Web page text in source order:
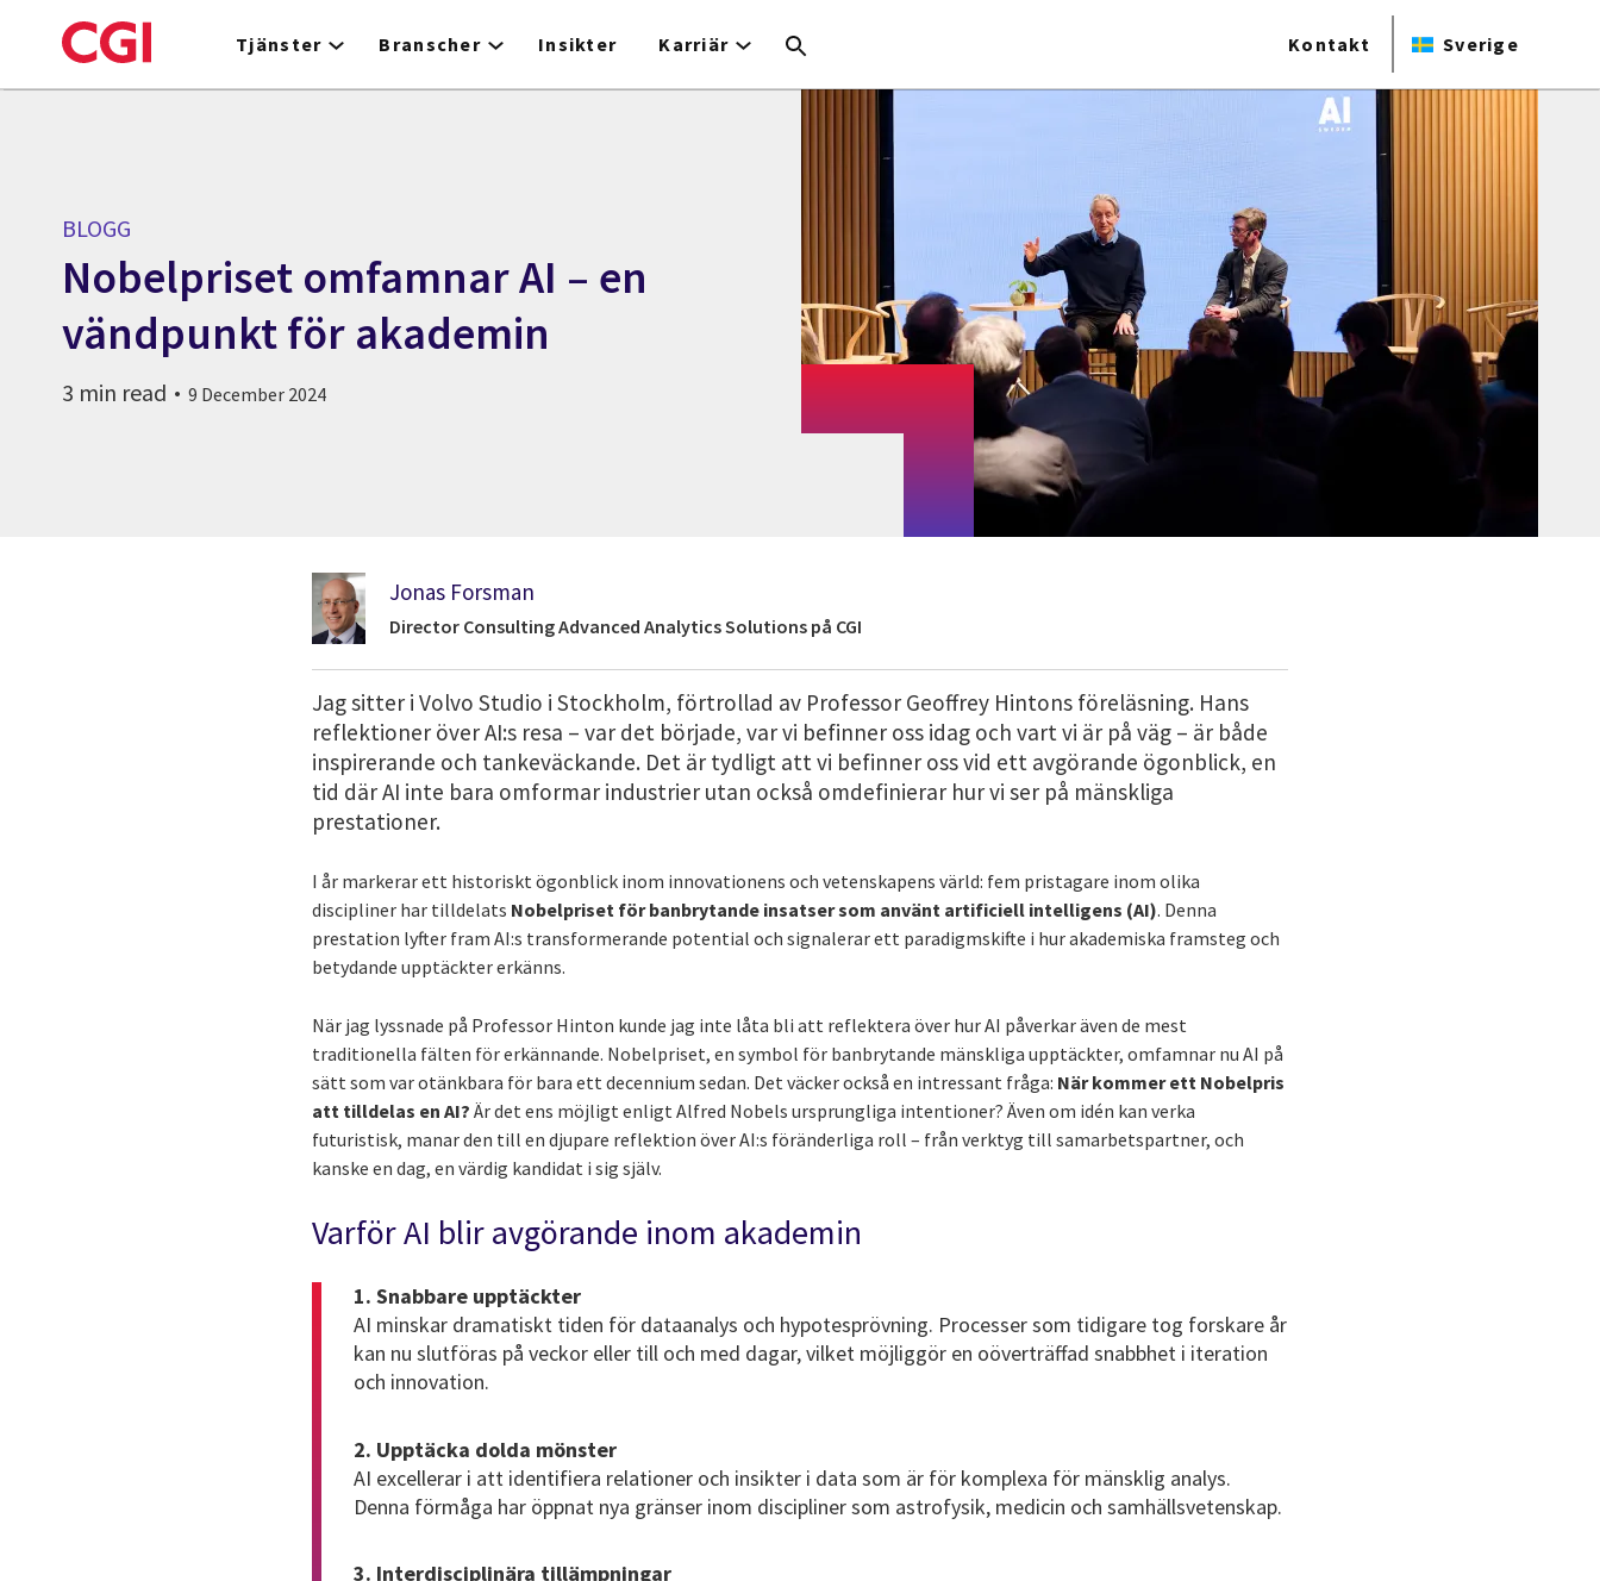
to
Tjänster Branscher Insikter Karriär Kontakt Sverige
BLOGG
Nobelpriset omfamnar AI – en
vändpunkt för akademin
3 min read 9 December 2024
Jonas Forsman
Director Consulting Advanced Analytics Solutions på CGI
Jag sitter i Volvo Studio i Stockholm, förtrollad av Professor Geoffrey Hintons föreläsning. Hans
reflektioner över AI:s resa – var det började, var vi befinner oss idag och vart vi är på väg – är både
inspirerande och tankeväckande. Det är tydligt att vi befinner oss vid ett avgörande ögonblick, en
tid där AI inte bara omformar industrier utan också omdefinierar hur vi ser på mänskliga
prestationer.
I år markerar ett historiskt ögonblick inom innovationens och vetenskapens värld: fem pristagare inom olika
discipliner har tilldelats Nobelpriset för banbrytande insatser som använt artificiell intelligens (AI). Denna
prestation lyfter fram AI:s transformerande potential och signalerar ett paradigmskifte i hur akademiska framsteg och
betydande upptäckter erkänns.
När jag lyssnade på Professor Hinton kunde jag inte låta bli att reflektera över hur AI påverkar även de mest
traditionella fälten för erkännande. Nobelpriset, en symbol för banbrytande mänskliga upptäckter, omfamnar nu AI på
sätt som var otänkbara för bara ett decennium sedan. Det väcker också en intressant fråga: När kommer ett Nobelpris
att tilldelas en AI? Är det ens möjligt enligt Alfred Nobels ursprungliga intentioner? Även om idén kan verka
futuristisk, manar den till en djupare reflektion över AI:s föränderliga roll – från verktyg till samarbetspartner, och
kanske en dag, en värdig kandidat i sig själv.
Varför AI blir avgörande inom akademin
1. Snabbare upptäckter
AI minskar dramatiskt tiden för dataanalys och hypotesprövning. Processer som tidigare tog forskare år
kan nu slutföras på veckor eller till och med dagar, vilket möjliggör en oöverträffad snabbhet i iteration
och innovation.
2. Upptäcka dolda mönster
AI excellerar i att identifiera relationer och insikter i data som är för komplexa för mänsklig analys.
Denna förmåga har öppnat nya gränser inom discipliner som astrofysik, medicin och samhällsvetenskap.
3. Interdisciplinära tillämpningar